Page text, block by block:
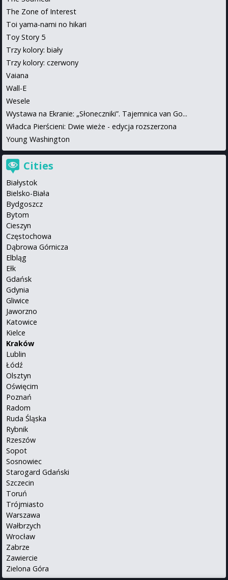
The Zone of Interest
Toi yama-nami no hikari
Toy Story 5
Trzy kolory: biały
Trzy kolory: czerwony
Vaiana
Wall-E
Wesele
Wystawa na Ekranie: „Słoneczniki”. Tajemnica van Go...
Władca Pierścieni: Dwie wieże - edycja rozszerzona
Young Washington
Cities
Białystok
Bielsko-Biała
Bydgoszcz
Bytom
Cieszyn
Częstochowa
Dąbrowa Górnicza
Elbląg
Ełk
Gdańsk
Gdynia
Gliwice
Jaworzno
Katowice
Kielce
Kraków
Lublin
Łódź
Olsztyn
Oświęcim
Poznań
Radom
Ruda Śląska
Rybnik
Rzeszów
Sopot
Sosnowiec
Starogard Gdański
Szczecin
Toruń
Trójmiasto
Warszawa
Wałbrzych
Wrocław
Zabrze
Zawiercie
Zielona Góra